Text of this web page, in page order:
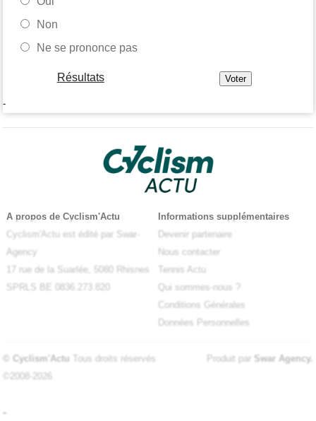
Non
Ne se prononce pas
Résultats
-
A propos de Cyclism'Actu
Cyclism'Actu est édité par Swar-
Agency
17 rue de la Suarlée, 5080 Rhisnes
SPRLS BE 0836.273.820
Informations supplémentaires
Devenir partenaire
Nous contacter
Tennis Actu
Qui sommes-nous ?
Conditions Générales
Données Personnelles
© Cyclism'Actu Tous droits réservés
©2008-2026
Produit par Swar Agency.
-